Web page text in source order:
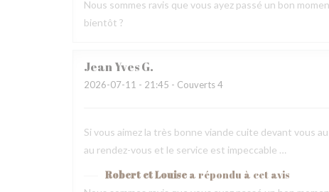
Nous sommes ravis que vous ayez passé un bon
bientôt ?
Jean YvesG
2026-07-11 - 21:45 - Couverts 4
Si vous aimez la très bonne viande cuite devant vous
au rendez-vous et le service est impeccable …
Robert et Louise a répondu à cet avis